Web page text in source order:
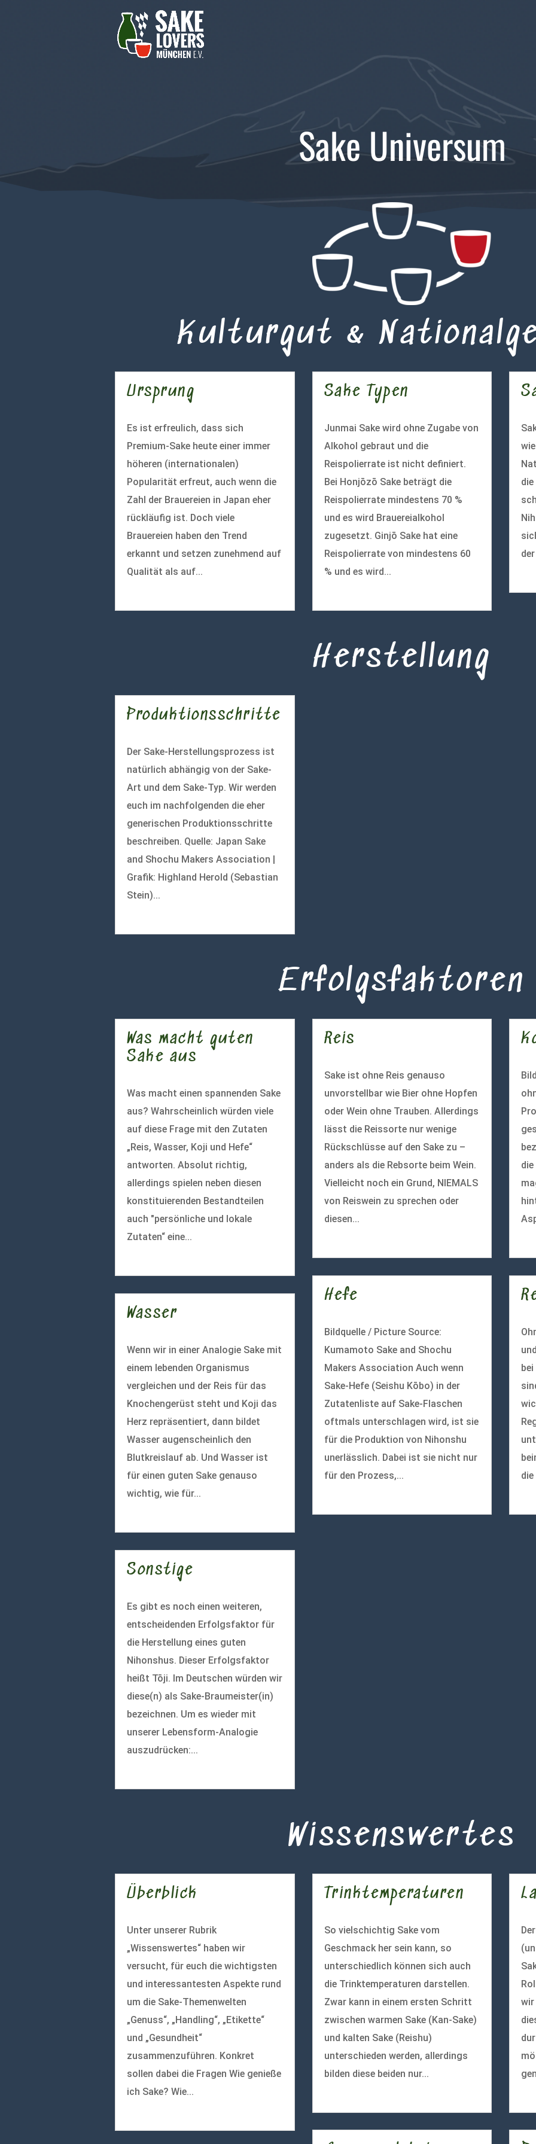
Sake Universum
Kulturgut &
Ursprung
Es ist erfreulich, dass sich
Premium-Sake heute einer immer
höheren (internationalen)
Popularität erfreut, auch wenn die
Zahl der Brauereien in Japan eher
rückläufig ist. Doch viele
Brauereien haben den Trend
erkannt und setzen zunehmend auf
Qualität als auf...
Sake Typen
Junmai Sake wird ohne Zugabe von
Alkohol gebraut und die
Reispolierrate ist nicht definiert.
Bei Honjōzō Sake beträgt die
Reispolierrate mindestens 70 %
und es wird Brauereialkohol
zugesetzt. Ginjō Sake hat eine
Reispolierrate von mindestens 60
% und es wird...
Herstellung
Produktionsschritte
Der Sake-Herstellungsprozess ist
natürlich abhängig von der Sake-
Art und dem Sake-Typ. Wir werden
euch im nachfolgenden die eher
generischen Produktionsschritte
beschreiben. Quelle: Japan Sake
and Shochu Makers Association |
Grafik: Highland Herold (Sebastian
Stein)...
Erfolgsfaktoren
Was macht guten
Sake aus
Was macht einen spannenden Sake
aus? Wahrscheinlich würden viele
auf diese Frage mit den Zutaten
„Reis, Wasser, Koji und Hefe“
antworten. Absolut richtig,
allerdings spielen neben diesen
konstituierenden Bestandteilen
auch "persönliche und lokale
Zutaten“ eine...
Wasser
Wenn wir in einer Analogie Sake mit
einem lebenden Organismus
vergleichen und der Reis für das
Knochengerüst steht und Koji das
Herz repräsentiert, dann bildet
Wasser augenscheinlich den
Blutkreislauf ab. Und Wasser ist
für einen guten Sake genauso
wichtig, wie für...
Sonstige
Es gibt es noch einen weiteren,
entscheidenden Erfolgsfaktor für
die Herstellung eines guten
Nihonshus. Dieser Erfolgsfaktor
heißt Tōji. Im Deutschen würden wir
diese(n) als Sake-Braumeister(in)
bezeichnen. Um es wieder mit
unserer Lebensform-Analogie
auszudrücken:...
Reis
Sake ist ohne Reis genauso
unvorstellbar wie Bier ohne Hopfen
oder Wein ohne Trauben. Allerdings
lässt die Reissorte nur wenige
Rückschlüsse auf den Sake zu –
anders als die Rebsorte beim Wein.
Vielleicht noch ein Grund, NIEMALS
von Reiswein zu sprechen oder
diesen...
Hefe
Bildquelle / Picture Source:
Kumamoto Sake and Shochu
Makers Association Auch wenn
Sake-Hefe (Seishu Kōbo) in der
Zutatenliste auf Sake-Flaschen
oftmals unterschlagen wird, ist sie
für die Produktion von Nihonshu
unerlässlich. Dabei ist sie nicht nur
für den Prozess,...
Wissenswertes
Überblick
Unter unserer Rubrik
„Wissenswertes“ haben wir
versucht, für euch die wichtigsten
und interessantesten Aspekte rund
um die Sake-Themenwelten
„Genuss“, „Handling“, „Etikette“
und „Gesundheit“
zusammenzuführen. Konkret
sollen dabei die Fragen Wie genieße
ich Sake? Wie...
Trinktemperaturen
So vielschichtig Sake vom
Geschmack her sein kann, so
unterschiedlich können sich auch
die Trinktemperaturen darstellen.
Zwar kann in einem ersten Schritt
zwischen warmen Sake (Kan-Sake)
und kalten Sake (Reishu)
unterschieden werden, allerdings
bilden diese beiden nur...
wir